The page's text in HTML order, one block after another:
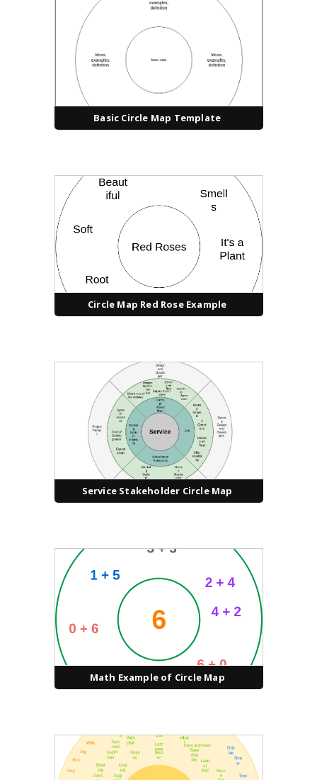
Basic Circle Map Template
Circle Map Red Rose Example
Service Stakeholder Circle Map
Math Example of Circle Map